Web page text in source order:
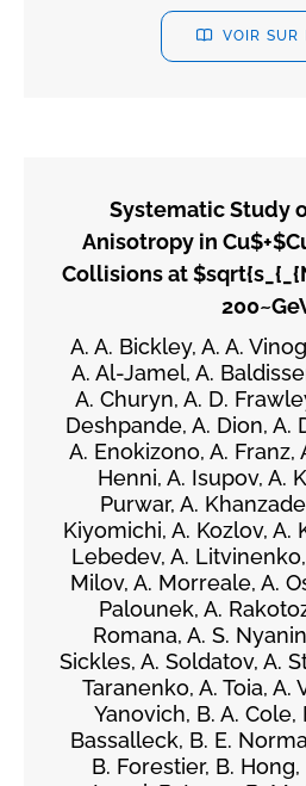
VOIR SUR
Systematic Study
Anisotropy in
Collisions at
A. A. Bickley, A. A.
A. Al-Jamel, A.
A. Churyn, A. D.
Deshpande, A. Dion, A.
A. Enokizono, A. Franz,
Henni, A. Isupov, A.
Purwar, A.
Kiyomichi, A. Kozlov, A.
Lebedev, A.
Milov, A. Morreale, A.
Palounek, A.
Romana, A. S.
Sickles, A. Soldatov, A.
Taranenko, A. Toia, A.
Yanovich, B. A. Cole,
Bassalleck, B. E.
B. Forestier, B.